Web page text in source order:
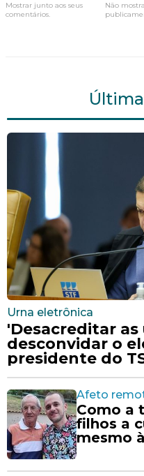
Mostrar junto aos seus
comentários.
Não
Urna eletrônica
'Desacreditar as
desconvidar o
presidente do
Afeto
Como a
filhos a
mesmo